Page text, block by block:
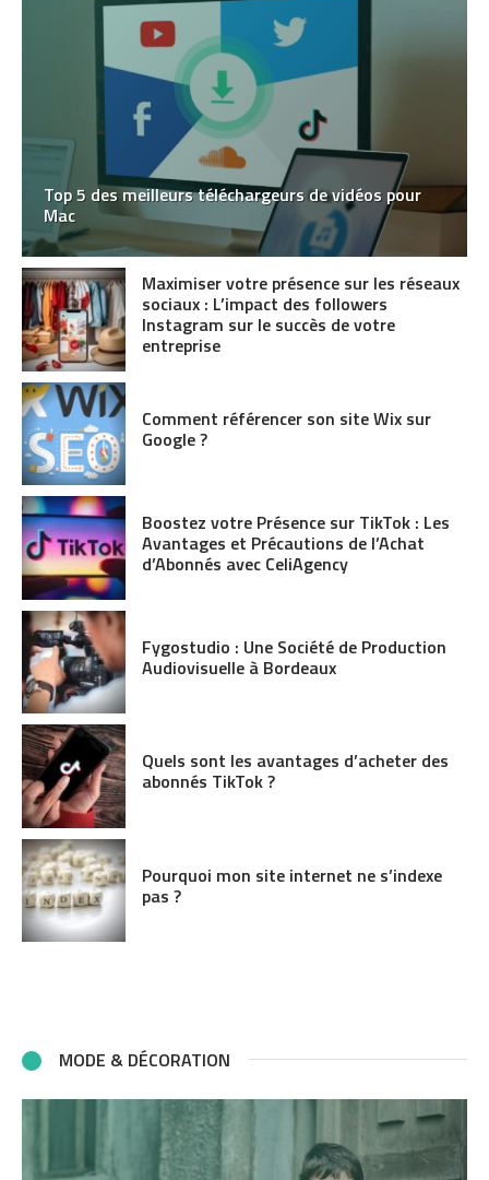
Top 5 des meilleurs téléchargeurs de vidéos pour
Mac
Maximiser votre présence sur les réseaux
sociaux : L’impact des followers
Instagram sur le succès de votre
entreprise
Comment référencer son site Wix sur
Google ?
Boostez votre Présence sur TikTok : Les
Avantages et Précautions de l’Achat
d’Abonnés avec CeliAgency
Fygostudio : Une Société de Production
Audiovisuelle à Bordeaux
Quels sont les avantages d’acheter des
abonnés TikTok ?
Pourquoi mon site internet ne s’indexe
pas ?
MODE & DÉCORATION